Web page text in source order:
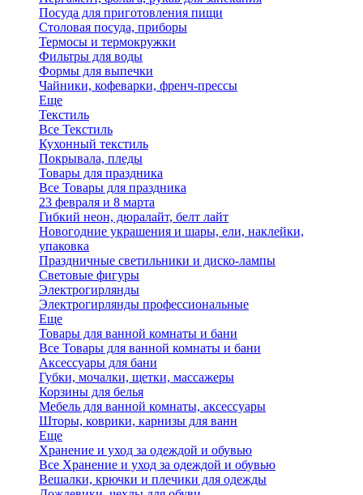
Посуда для приготовления пищи
Столовая посуда, приборы
Термосы и термокружки
Фильтры для воды
Формы для выпечки
Чайники, кофеварки, френч-прессы
Еще
Текстиль
Все Текстиль
Кухонный текстиль
Покрывала, пледы
Товары для праздника
Все Товары для праздника
23 февраля и 8 марта
Гибкий неон, дюралайт, белт лайт
Новогодние украшения и шары, ели, наклейки,
упаковка
Праздничные светильники и диско-лампы
Световые фигуры
Электрогирлянды
Электрогирлянды профессиональные
Еще
Товары для ванной комнаты и бани
Все Товары для ванной комнаты и бани
Аксессуары для бани
Губки, мочалки, щетки, массажеры
Корзины для белья
Мебель для ванной комнаты, аксессуары
Шторы, коврики, карнизы для ванн
Еще
Хранение и уход за одеждой и обувью
Все Хранение и уход за одеждой и обувью
Вешалки, крючки и плечики для одежды